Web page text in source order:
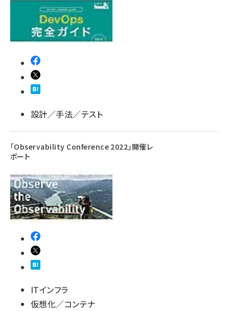
設計／手法／テスト
「Observability Conference 2022」開催レ
ポート
ITインフラ
仮想化／コンテナ